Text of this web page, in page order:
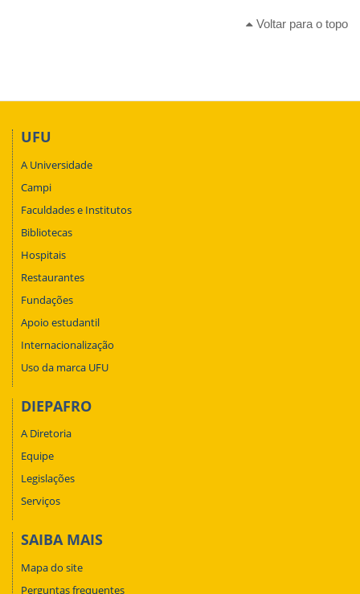
Voltar para o topo
UFU
A Universidade
Campi
Faculdades e Institutos
Bibliotecas
Hospitais
Restaurantes
Fundações
Apoio estudantil
Internacionalização
Uso da marca UFU
DIEPAFRO
A Diretoria
Equipe
Legislações
Serviços
SAIBA MAIS
Mapa do site
Perguntas frequentes